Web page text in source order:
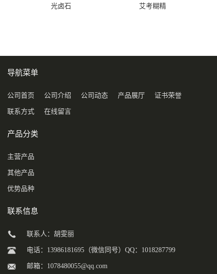
光卤石 艾考糊精
导航菜单
公司首页 公司介绍 公司动态 产品展厅 证书荣誉
联系方式 在线留言
产品分类
主营产品
其他产品
优势品种
联系信息
联系人：胡雯丽
电话：13986181695（微信同号）QQ：1018287799
邮箱： 1078480055@qq.com